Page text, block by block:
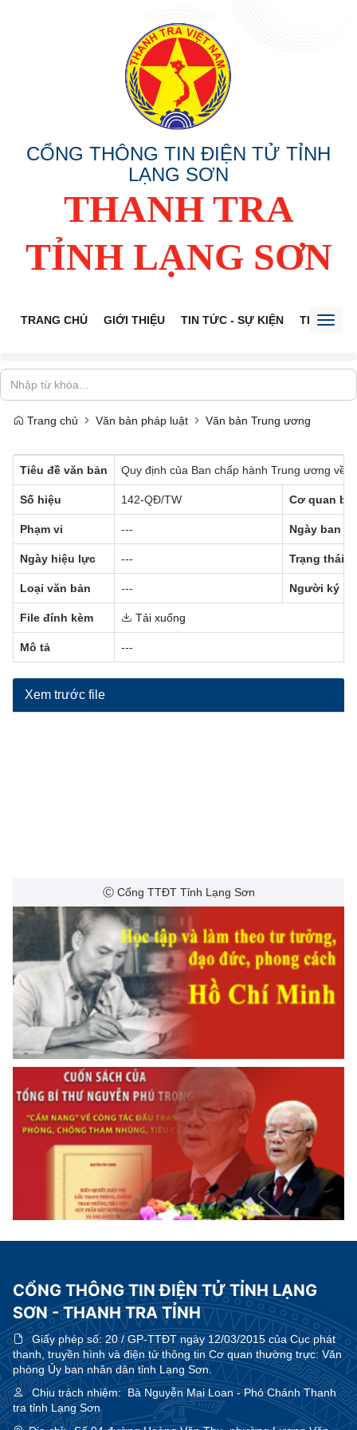
CỔNG THÔNG TIN ĐIỆN TỬ TỈNH
LẠNG SƠN
THANH TRA
TỈNH LẠNG SƠN
TRANG CHỦ GIỚI THIỆU TIN TỨC - SỰ KIỆN THÔNG
Trang chủ Văn bản pháp luật Văn bản Trung ương
Tiêu đề văn bản Quy định của Ban chấp hành Trung ương về
Số hiệu 142-QĐ/TW Cơ quan
Phạm vi --- Ngày ban
Ngày hiệu lực --- Trạng thái
Loại văn bản --- Người ký
File đính kèm Tải xuống
Mô tả ---
Xem trước file
Ⓒ Cổng TTĐT Tỉnh Lạng Sơn
CỔNG THÔNG TIN ĐIỆN TỬ TỈNH LẠNG
SƠN - THANH TRA TỈNH
Giấy phép số:20 / GP-TTĐT ngày 12/03/2015 của Cục phát
thanh, truyền hình và điện tử thông tin Cơ quan thường trực: Văn
phòng Ủy ban nhân dân tỉnh Lạng Sơn.
Chịu trách nhiệm:Bà Nguyễn Mai Loan - Phó Chánh Thanh
tra tỉnh Lạng Sơn